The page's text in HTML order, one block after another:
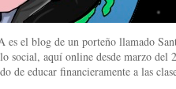
el blog de un porteño llamado
social, aquí online desde marzo del
de educar financieramente a las